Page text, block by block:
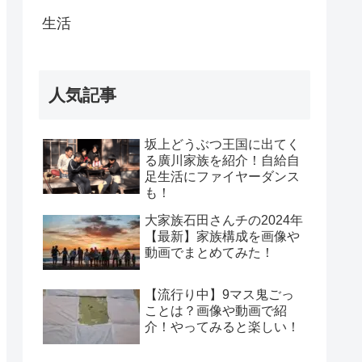
生活
人気記事
坂上どうぶつ王国に出てく
る廣川家族を紹介！自給自
足生活にファイヤーダンス
も！
大家族石田さんチの2024年
【最新】家族構成を画像や
動画でまとめてみた！
【流行り中】9マス鬼ごっ
ことは？画像や動画で紹
介！やってみると楽しい！